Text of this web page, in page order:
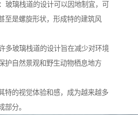
玻璃栈道的设计可以因地制宜，可
至是螺旋形状，形成特的建筑风
多玻璃栈道的设计旨在减少对环境
护自然景观和野生动物栖息地方
特的视觉体验和感，成为越来越多
部分。